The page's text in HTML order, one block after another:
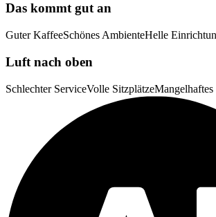
Das kommt gut an
Guter KaffeeSchönes AmbienteHelle
Luft nach oben
Schlechter ServiceVolle SitzplätzeMangelhaftes